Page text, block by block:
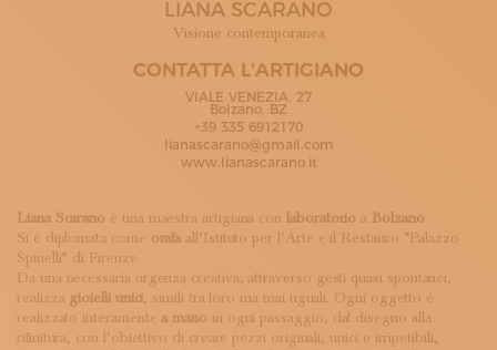
ISCRIVITI ALLA NEWSLETTER
LOGIN
LIANA SCARANO
Visione contemporanea
CONTATTA L'ARTIGIANO
VIALE VENEZIA. 27
Bolzano, BZ
+39 335 6912170
lianascarano@gmail.com
www.lianascarano.it
Liana Scarano è una maestra artigiana conlaboratorio a Bolzano.
Si è diplomata come orafaall’Istituto per l’Arte e il Restauro “Palazzo
Spinelli” di Firenze.
Da una necessaria urgenza creativa, attraverso gesti quasi spontanei,
realizza gioielli unici, simili tra loro ma mai uguali. Ogni oggetto è
realizzato interamente a mano in ogni passaggio, dal disegno alla
rifinitura, con l’obiettivo di creare pezzi originali, unici e irripetibili,